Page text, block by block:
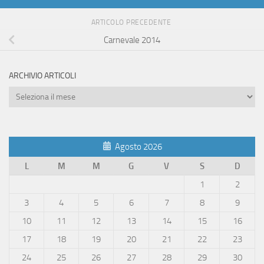
ARTICOLO PRECEDENTE
Carnevale 2014
ARCHIVIO ARTICOLI
Archivio
Agosto 2026
L
M M G V S
D
1
2
3
4 5 6 7 8
9
10
11 12 13 14 15
16
17
18 19 20 21 22
23
24
25 26 27 28 29
30